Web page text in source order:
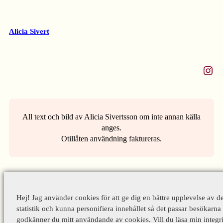
Alicia Sivert
Instagram
All text och bild av Alicia Sivertsson om inte annan källa
anges.
Otillåten användning faktureras.
Hej! Jag använder cookies för att ge dig en bättre upplevelse av
statistik och kunna personifiera innehållet så det passar
godkänner du mitt användande av cookies. Vill du läsa min